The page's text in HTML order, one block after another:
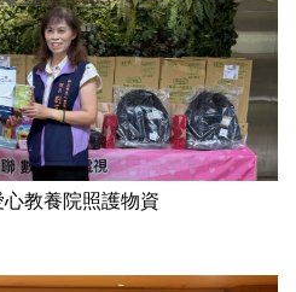
教養院照護物資